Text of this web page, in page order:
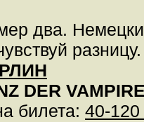
два.
DER
билета: 40-120